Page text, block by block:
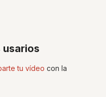
usarios
tu vídeo con la